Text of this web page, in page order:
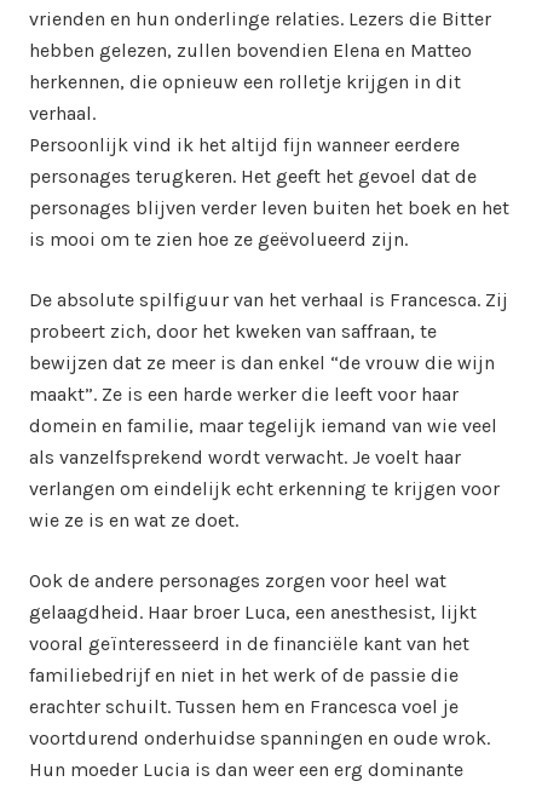
vrienden en hun onderlinge relaties. Lezers die Bitter
hebben gelezen, zullen bovendien Elena en Matteo
herkennen, die opnieuw een rolletje krijgen in dit
verhaal.
Persoonlijk vind ik het altijd fijn wanneer eerdere
personages terugkeren. Het geeft het gevoel dat de
personages blijven verder leven buiten het boek en het
is mooi om te zien hoe ze geëvolueerd zijn.
De absolute spilfiguur van het verhaal is Francesca. Zij
probeert zich, door het kweken van saffraan, te
bewijzen dat ze meer is dan enkel “de vrouw die wijn
maakt”. Ze is een harde werker die leeft voor haar
domein en familie, maar tegelijk iemand van wie veel
als vanzelfsprekend wordt verwacht. Je voelt haar
verlangen om eindelijk echt erkenning te krijgen voor
wie ze is en wat ze doet.
Ook de andere personages zorgen voor heel wat
gelaagdheid. Haar broer Luca, een anesthesist, lijkt
vooral geïnteresseerd in de financiële kant van het
familiebedrijf en niet in het werk of de passie die
erachter schuilt. Tussen hem en Francesca voel je
voortdurend onderhuidse spanningen en oude wrok.
Hun moeder Lucia is dan weer een erg dominante